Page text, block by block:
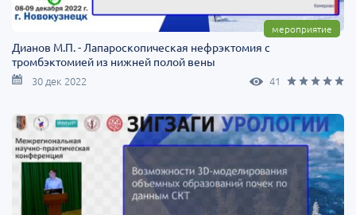
мероприятие
Дианов М.П. - Лапароскопическая нефрэктомия с
тромбэктомией из нижней полой вены
30 дек 2022 41